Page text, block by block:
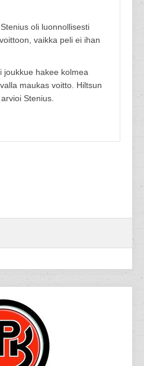
oli luonnollisesti
vaikka peli ei ihan
joukkue hakee kolmea
maukas voitto. Hiltsun
Stenius.